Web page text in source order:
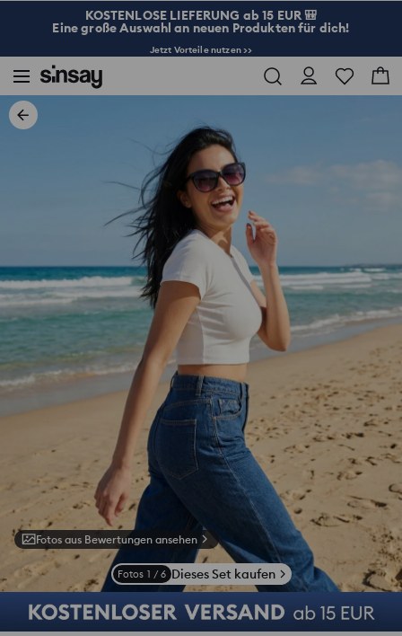
KOSTENLOSE LIEFERUNG ab 15 EUR 🎒
Eine große Auswahl an neuen Produkten für dich!
Jetzt Vorteile nutzen >>
Fotos aus Bewertungen ansehen
Fotos 1 / 6 Dieses Set kaufen